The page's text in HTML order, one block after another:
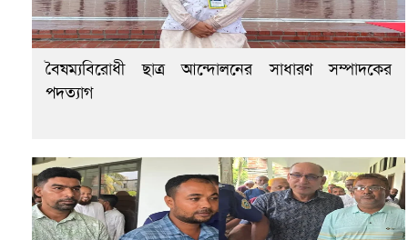
বৈষম্যবিরোধী ছাত্র আন্দোলনের সাধারণ সম্পাদকের
পদত্যাগ